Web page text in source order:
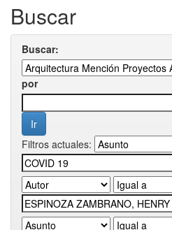
Buscar
Buscar:
por
Filtros actuales: